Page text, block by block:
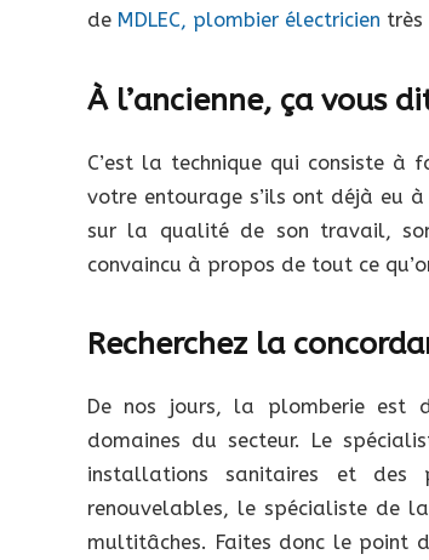
de MDLEC, plombier électricien très
À l’ancienne, ça vous
C’est la technique qui consiste
votre entourage s’ils ont déjà eu
sur la qualité de son travail,
convaincu à propos de tout ce
Recherchez la
De nos jours, la plomberie est
domaines du secteur. Le
installations sanitaires et des
renouvelables, le spécialiste de
multitâches. Faites donc le point